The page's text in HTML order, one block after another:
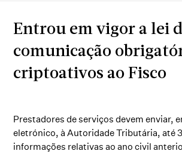
Entrou em vigor a lei
comunicação
criptoativos ao Fisco
Prestadores de serviços devem enviar,
eletrónico, à Autoridade Tributária, até
informações relativas ao ano civil